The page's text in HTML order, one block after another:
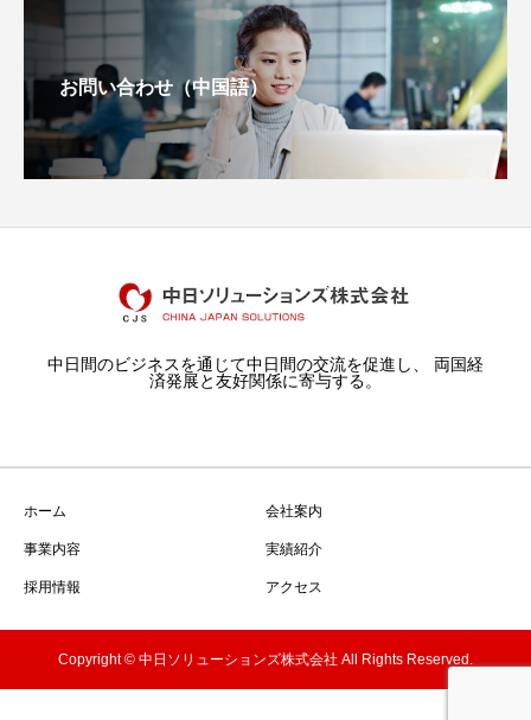
お問い合わせ（中国語）
中日間のビジネスを通じて中日間の交流を促進し、 両国経
済発展と友好関係に寄与する。
ホーム 会社案内
事業内容 実績紹介
採用情報 アクセス
Copyright © 中日ソリューションズ株式会社 All Rights Reserved.